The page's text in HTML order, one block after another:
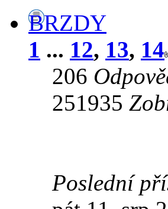
BRZDY
1 ... 12, 13, 14
206
251935
Poslední